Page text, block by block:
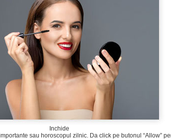
Inchide
sau horoscopul zilnic. Da click pe butonul “Allow”